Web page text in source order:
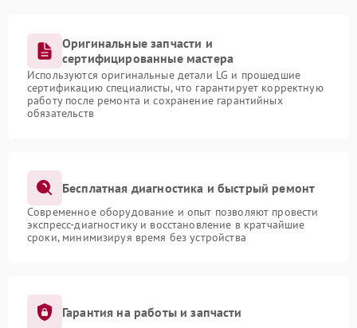
Оригинальные запчасти и
сертифицированные мастера
Используются оригинальные детали LG и прошедшие
сертификацию специалисты, что гарантирует корректную
работу после ремонта и сохранение гарантийных
обязательств
Бесплатная диагностика и быстрый ремонт
Современное оборудование и опыт позволяют провести
экспресс-диагностику и восстановление в кратчайшие
сроки, минимизируя время без устройства
Гарантия на работы и запчасти